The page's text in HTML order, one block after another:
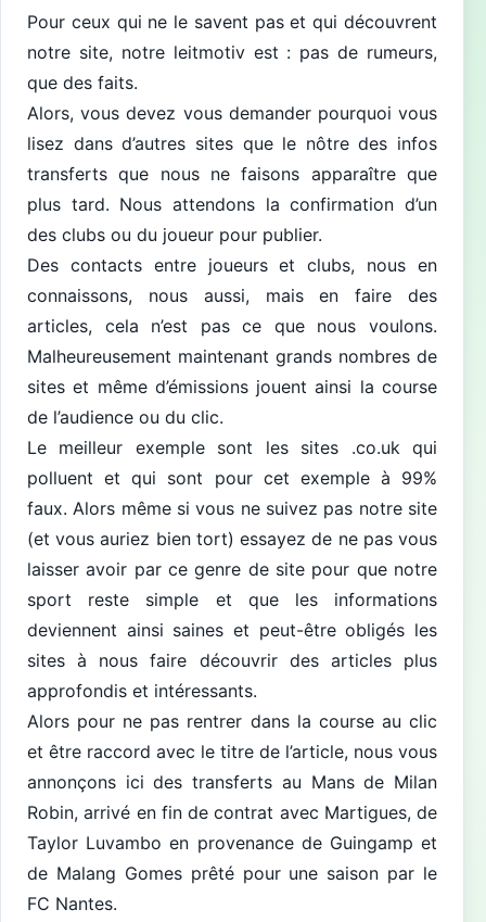
Pour ceux qui ne le savent pas et qui découvrent
notre site, notre leitmotiv est : pas de rumeurs,
que des faits.
Alors, vous devez vous demander pourquoi vous
lisez dans d’autres sites que le nôtre des infos
transferts que nous ne faisons apparaître que
plus tard. Nous attendons la confirmation d’un
des clubs ou du joueur pour publier.
Des contacts entre joueurs et clubs, nous en
connaissons, nous aussi, mais en faire des
articles, cela n’est pas ce que nous voulons.
Malheureusement maintenant grands nombres de
sites et même d’émissions jouent ainsi la course
de l’audience ou du clic.
Le meilleur exemple sont les sites .co.uk qui
polluent et qui sont pour cet exemple à 99%
faux. Alors même si vous ne suivez pas notre site
(et vous auriez bien tort) essayez de ne pas vous
laisser avoir par ce genre de site pour que notre
sport reste simple et que les informations
deviennent ainsi saines et peut-être obligés les
sites à nous faire découvrir des articles plus
approfondis et intéressants.
Alors pour ne pas rentrer dans la course au clic
et être raccord avec le titre de l’article, nous vous
annonçons ici des transferts au Mans de Milan
Robin, arrivé en fin de contrat avec Martigues, de
Taylor Luvambo en provenance de Guingamp et
de Malang Gomes prêté pour une saison par le
FC Nantes.